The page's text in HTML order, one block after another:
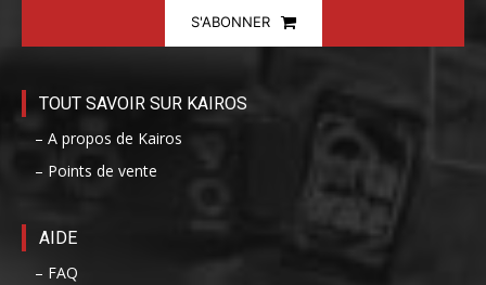
S'ABONNER
TOUT SAVOIR SUR KAIROS
– A propos de Kairos
– Points de vente
AIDE
– FAQ